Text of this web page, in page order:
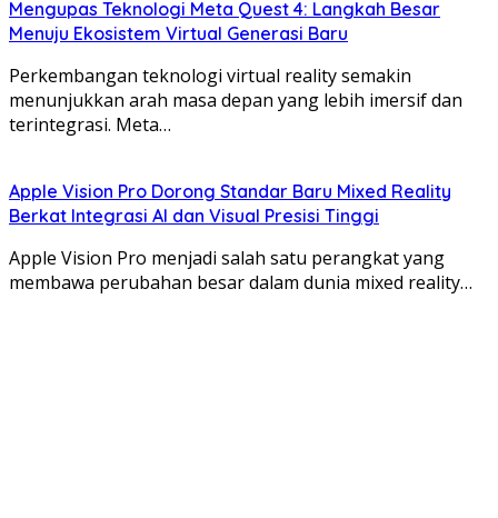
Mengupas Teknologi Meta Quest 4: Langkah Besar
Menuju Ekosistem Virtual Generasi Baru
Perkembangan teknologi virtual reality semakin
menunjukkan arah masa depan yang lebih imersif dan
terintegrasi. Meta…
Apple Vision Pro Dorong Standar Baru Mixed Reality
Berkat Integrasi AI dan Visual Presisi Tinggi
Apple Vision Pro menjadi salah satu perangkat yang
membawa perubahan besar dalam dunia mixed reality…